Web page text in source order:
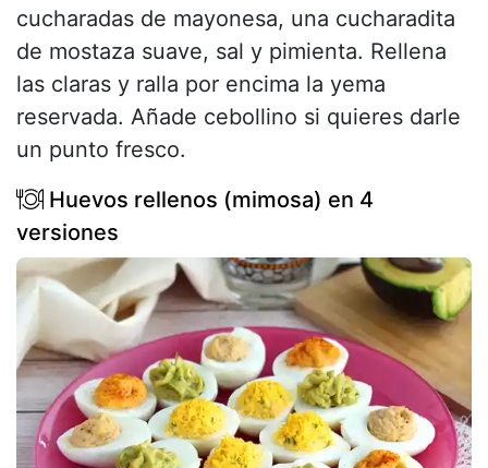
cucharadas de mayonesa, una cucharadita
de mostaza suave, sal y pimienta. Rellena
las claras y ralla por encima la yema
reservada. Añade cebollino si quieres darle
un punto fresco.
Huevos rellenos (mimosa) en 4
versiones